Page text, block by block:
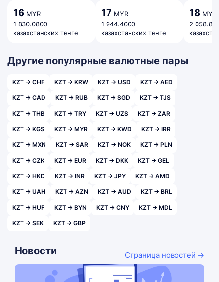
16 MYR
1 830.0800
казахстанских тенге
17 MYR
1 944.4600
казахстанских тенге
18 MYR
2
Другие популярные валютные пары
KZT → CHF KZT → KRW KZT → USD KZT → AED
KZT → CAD KZT → RUB KZT → SGD KZT → TJS
KZT → THB KZT → TRY KZT → UZS KZT → ZAR
KZT → KGS KZT → MYR KZT → KWD KZT → IRR
KZT → MXN KZT → SAR KZT → NOK KZT → PLN
KZT → CZK KZT → EUR KZT → DKK KZT → GEL
KZT → HKD KZT → INR KZT → JPY KZT → AMD
KZT → UAH KZT → AZN KZT → AUD KZT → BRL
KZT → HUF KZT → BYN KZT → CNY KZT → MDL
KZT → SEK KZT → GBP
Новости Страница новостей →